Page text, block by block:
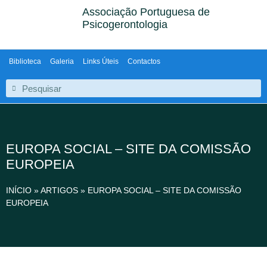
Associação Portuguesa de
Psicogerontologia
Biblioteca Galeria Links Úteis Contactos
EUROPA SOCIAL – SITE DA COMISSÃO
EUROPEIA
INÍCIO »ARTIGOS » EUROPA SOCIAL – SITE DA COMISSÃO
EUROPEIA